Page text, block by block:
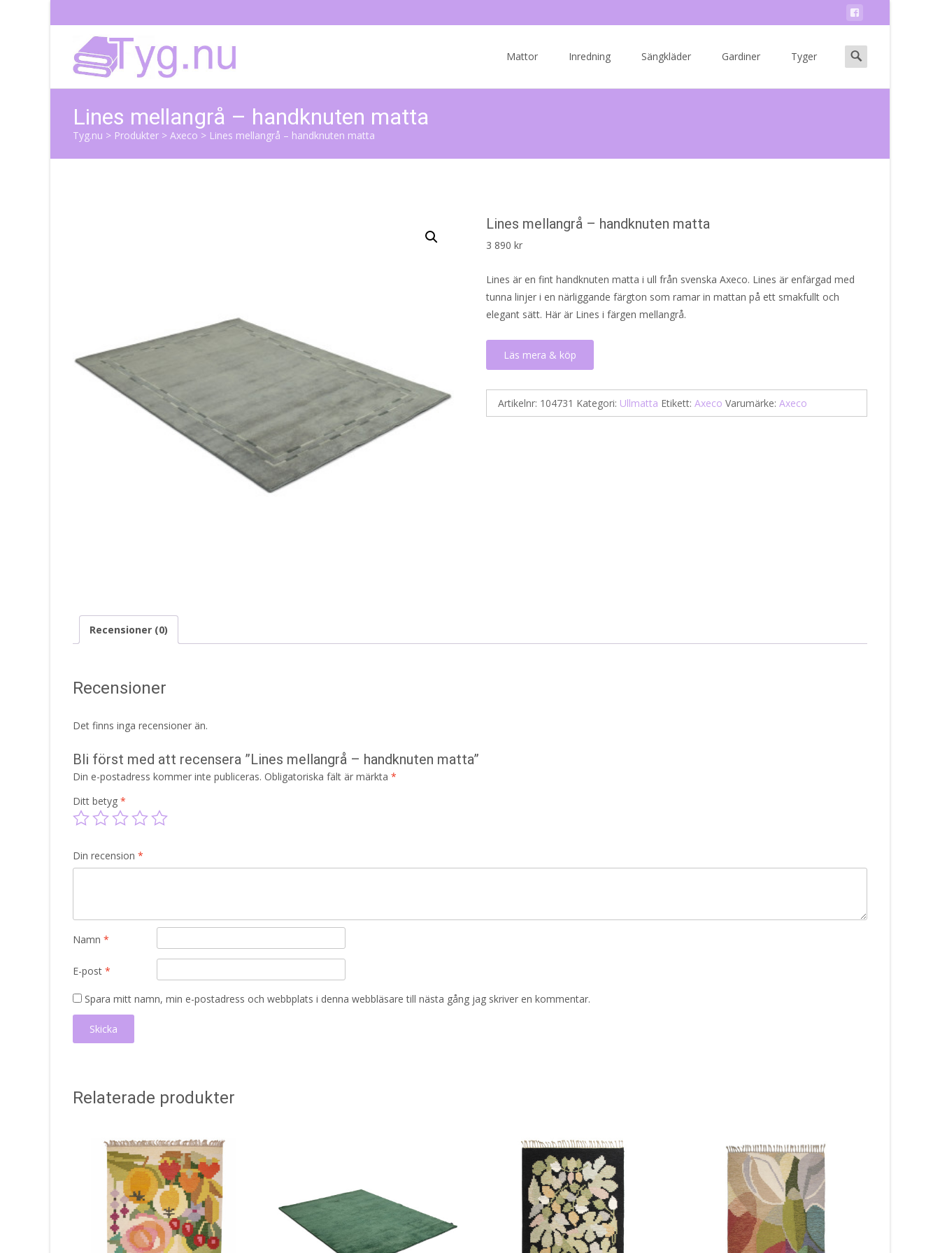
Mattor Inredning Sängkläder Gardiner Tyger
Search
for:
Lines mellangrå – handknuten matta
Tyg.nu > Produkter > Axeco > Lines mellangrå – handknuten matta
Lines mellangrå – handknuten matta
3 890 kr
Lines är en fint handknuten matta i ull från svenska Axeco. Lines är enfärgad med
tunna linjer i en närliggande färgton som ramar in mattan på ett smakfullt och
elegant sätt. Här är Lines i färgen mellangrå.
Läs mera & köp
Artikelnr: 104731 Kategori: Ullmatta Etikett: Axeco Varumärke: Axeco
Recensioner (0)
Recensioner
Det finns inga recensioner än.
Bli först med att recensera ”Lines mellangrå – handknuten matta”
Din e-postadress kommer inte publiceras. Obligatoriska fält är märkta *
Ditt betyg *
Din recension *
Namn *
E-post *
Spara mitt namn, min e-postadress och webbplats i denna webbläsare till nästa gång jag skriver en kommentar.
Relaterade produkter